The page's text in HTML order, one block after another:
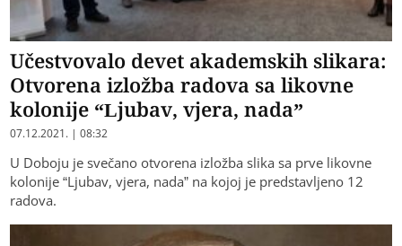
Učestvovalo devet akademskih slikara:
Otvorena izložba radova sa likovne
kolonije “Ljubav, vjera, nada”
07.12.2021. | 08:32
U Doboju je svečano otvorena izložba slika sa prve likovne
kolonije “Ljubav, vjera, nada” na kojoj je predstavljeno 12
radova.